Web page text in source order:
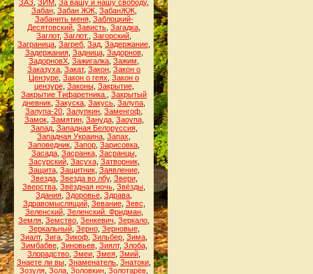
ЗАЗ ЗИМ За вашу и нашу свободу,
Забан, Забан ЖЖ, ЗабанЖЖ,
Забанить меня, Заблоцкий-
Десятовский Зависть Загадка
Заглот, Заглот. Загорский
Заграница Загреб Зад Задержание
Задержания, Задница, Задорнов,
ЗадорновХ Зажигалка Зажим
Заказуха Закат, Закон Закон о
Цензуре Закон о геях Закон о
цензуре, Законы, Закрытие,
Закрытие Тифаретника.
Закрытый
дневник Закуска Закусь Залупа
Залупа-20 Залупкин Заменгоф
Замок, Замятин, Зануда, Заоупа,
Запад, Западная Белоруссия,
Западная Украина Запах
Заповедник Запор Зарисовка
Засада, Засранка, Засранцы,
Засурский, Засуха, Затворник,
Защита, Защитник, Заявление,
Звезда, Звезда во лбу, Звери,
Зверства Звёздная ночь Звёзды
Здания Здоровье Здрава
Здравомыслящий, Зевание, Зевс
Зеленский, Зеленский. Фридман,
Земля Земство Зенкевич Зеркало
Зеркальный, Зерно, Зерновые,
Зиалт, Зига Зикоф Зильбер Зима
Зимбабве, Зиновьев, Зиялт, Злоба,
Злорадство Змеи Змея Змий
Знаете ли вы Знаменатель Знатоки
Зозуля Зола Золовкин Золотарёв